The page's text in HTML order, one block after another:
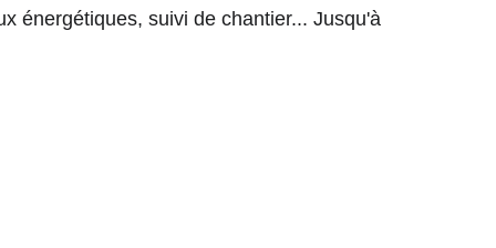
énergétiques, suivi de chantier... Jusqu'à